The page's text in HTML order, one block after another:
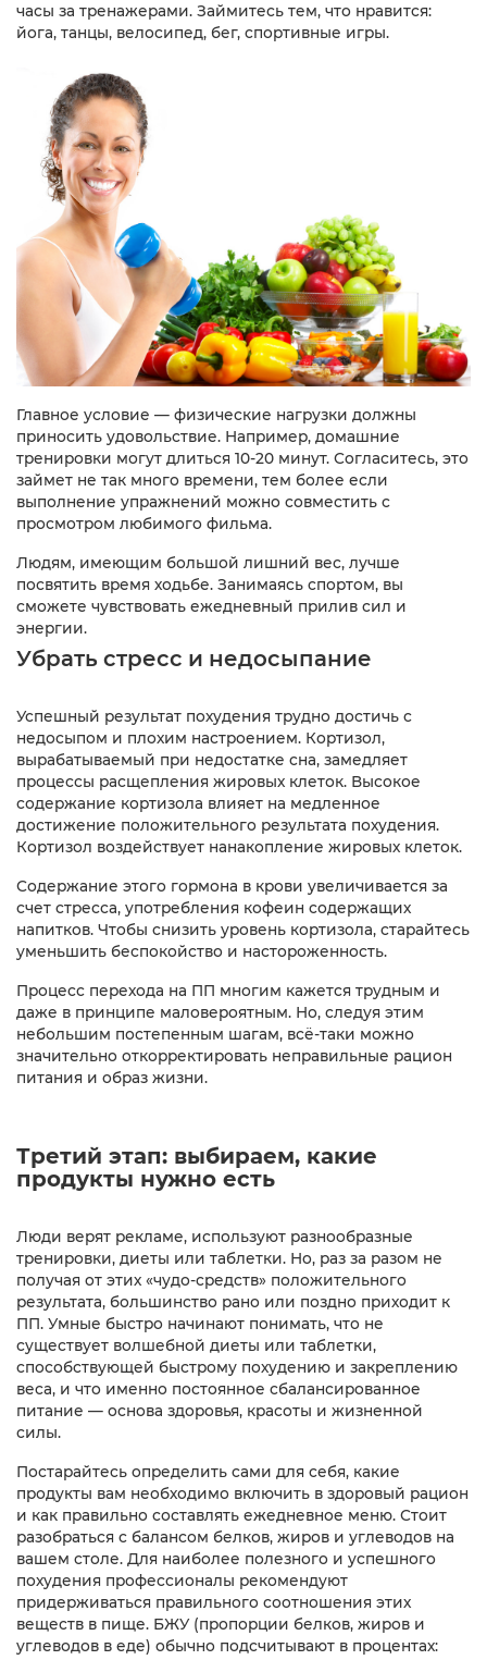
часы за тренажерами. Займитесь тем, что нравится:
йога, танцы, велосипед, бег, спортивные игры.
Главное условие — физические нагрузки должны
приносить удовольствие. Например, домашние
тренировки могут длиться 10-20 минут. Согласитесь, это
займет не так много времени, тем более если
выполнение упражнений можно совместить с
просмотром любимого фильма.
Людям, имеющим большой лишний вес, лучше
посвятить время ходьбе. Занимаясь спортом, вы
сможете чувствовать ежедневный прилив сил и
энергии.
Убрать стресс и недосыпание
Успешный результат похудения трудно достичь с
недосыпом и плохим настроением. Кортизол,
вырабатываемый при недостатке сна, замедляет
процессы расщепления жировых клеток. Высокое
содержание кортизола влияет на медленное
достижение положительного результата похудения.
Кортизол воздействует нанакопление жировых клеток.
Содержание этого гормона в крови увеличивается за
счет стресса, употребления кофеин содержащих
напитков. Чтобы снизить уровень кортизола, старайтесь
уменьшить беспокойство и настороженность.
Процесс перехода на ПП многим кажется трудным и
даже в принципе маловероятным. Но, следуя этим
небольшим постепенным шагам, всё-таки можно
значительно откорректировать неправильные рацион
питания и образ жизни.
Третий этап: выбираем, какие
продукты нужно есть
Люди верят рекламе, используют разнообразные
тренировки, диеты или таблетки. Но, раз за разом не
получая от этих «чудо-средств» положительного
результата, большинство рано или поздно приходит к
ПП. Умные быстро начинают понимать, что не
существует волшебной диеты или таблетки,
способствующей быстрому похудению и закреплению
веса, и что именно постоянное сбалансированное
питание — основа здоровья, красоты и жизненной
силы.
Постарайтесь определить сами для себя, какие
продукты вам необходимо включить в здоровый рацион
и как правильно составлять ежедневное меню. Стоит
разобраться с балансом белков, жиров и углеводов на
вашем столе. Для наиболее полезного и успешного
похудения профессионалы рекомендуют
придерживаться правильного соотношения этих
веществ в пище. БЖУ (пропорции белков, жиров и
углеводов в еде) обычно подсчитывают в процентах: